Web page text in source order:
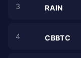
3 RAIN
4 CBBTC